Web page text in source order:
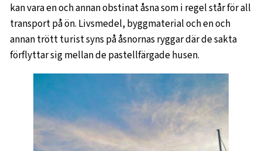
kan vara en och annan obstinat åsna som i regel står för all
transport på ön. Livsmedel, byggmaterial och en och
annan trött turist syns på åsnornas ryggar där de sakta
förflyttar sig mellan de pastellfärgade husen.